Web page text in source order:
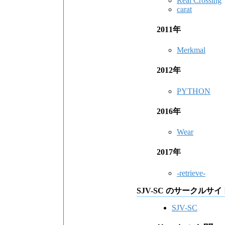
carat
2011年
Merkmal
2012年
PYTHON
2016年
Wear
2017年
-retrieve-
SJV-SC のサークルサイ
SJV-SC